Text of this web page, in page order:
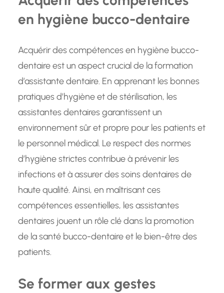
en hygiène bucco-dentaire
Acquérir des compétences en hygiène bucco-
dentaire est un aspect crucial de la formation
d’assistante dentaire. En apprenant les bonnes
pratiques d’hygiène et de stérilisation, les
assistantes dentaires garantissent un
environnement sûr et propre pour les patients et
le personnel médical. Le respect des normes
d’hygiène strictes contribue à prévenir les
infections et à assurer des soins dentaires de
haute qualité. Ainsi, en maîtrisant ces
compétences essentielles, les assistantes
dentaires jouent un rôle clé dans la promotion
de la santé bucco-dentaire et le bien-être des
patients.
Se former aux gestes